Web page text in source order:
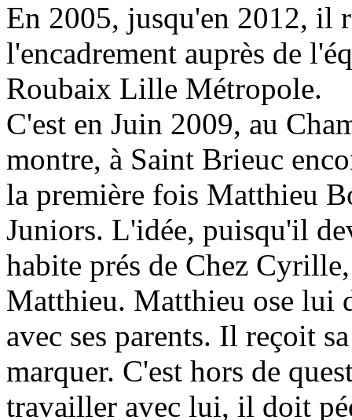
En 2005, jusqu'en 2012, il
l'encadrement auprès de
Roubaix Lille Métropole.
C'est en Juin 2009, au
montre, à Saint Brieuc
la première fois Matthieu
Juniors. L'idée, puisqu'il
habite prés de Chez
Matthieu. Matthieu ose lui
avec ses parents. Il reçoit
marquer. C'est hors de
travailler avec lui, il doit